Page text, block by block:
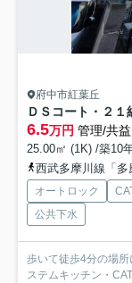
府中市紅葉丘
ＤＳコート・２１
6.5万円 管理/共
25.00㎡ (1K) /築10
西武多摩川線「
オートロック
公共下水
歩いて徒歩4分の場
ステムキッチン・